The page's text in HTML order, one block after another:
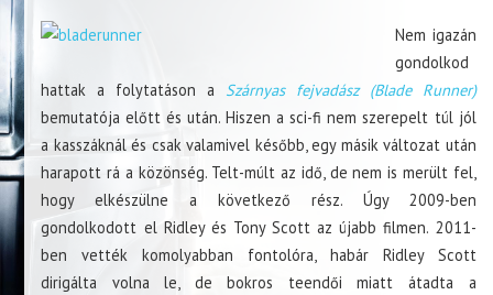
Nem igazán
gondolkod
hattak a folytatáson a Szárnyas fejvadász (Blade Runner)
bemutatója előtt és után. Hiszen a sci-fi nem szerepelt túl jól
a kasszáknál és csak valamivel később, egy másik változat után
harapott rá a közönség. Telt-múlt az idő, de nem is merült fel,
hogy elkészülne a következő rész. Úgy 2009-ben
gondolkodott el Ridley és Tony Scott az újabb filmen. 2011-
ben vették komolyabban fontolóra, habár Ridley Scott
dirigálta volna le, de bokros teendői miatt átadta a